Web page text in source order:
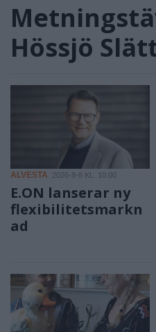
Hössjö
ALVESTA 2026-8-8 KL. 10:00
E.ON lanserar ny
flexibilitetsmarkn
ad